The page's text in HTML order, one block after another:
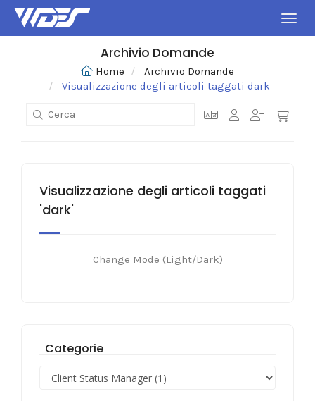
Archivio Domande
Home
Archivio Domande
Visualizzazione degli articoli taggati dark
Categorie
Visualizzazione degli articoli taggati
'dark'
Change Mode (Light/Dark)